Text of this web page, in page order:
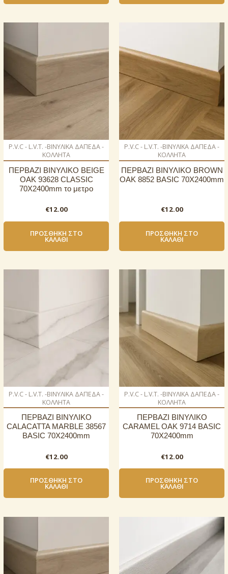
P.V.C - L.V.T. -ΒΙΝΥΛΙΚΑ ΔΑΠΕΔΑ -
ΚΟΛΛΗΤΑ
ΠΕΡΒΑΖΙ BIΝΥΛΙΚΟ BEIGE
OAK 93628 CLASSIC
70Χ2400mm το μετρο
€12.00
ΠΡΟΣΘΉΚΗ ΣΤΟ
ΚΑΛΆΘΙ
P.V.C - L.V.T. -ΒΙΝΥΛΙΚΑ ΔΑΠΕΔΑ -
ΚΟΛΛΗΤΑ
ΠΕΡΒΑΖΙ BIΝΥΛΙΚΟ BROWN
OAK 8852 BASIC 70Χ2400mm
€12.00
ΠΡΟΣΘΉΚΗ ΣΤΟ
ΚΑΛΆΘΙ
P.V.C - L.V.T. -ΒΙΝΥΛΙΚΑ ΔΑΠΕΔΑ -
ΚΟΛΛΗΤΑ
ΠΕΡΒΑΖΙ BIΝΥΛΙΚΟ
CALACATTA MARBLE 38567
BASIC 70Χ2400mm
€12.00
ΠΡΟΣΘΉΚΗ ΣΤΟ
ΚΑΛΆΘΙ
P.V.C - L.V.T. -ΒΙΝΥΛΙΚΑ ΔΑΠΕΔΑ -
ΚΟΛΛΗΤΑ
ΠΕΡΒΑΖΙ BIΝΥΛΙΚΟ
CARAMEL OAK 9714 BASIC
70Χ2400mm
€12.00
ΠΡΟΣΘΉΚΗ ΣΤΟ
ΚΑΛΆΘΙ